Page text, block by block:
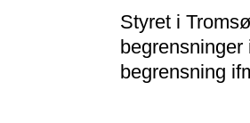
Styret i
begrensning